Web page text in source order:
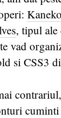
Kaneko
, tipul ale
vad
si CSS3